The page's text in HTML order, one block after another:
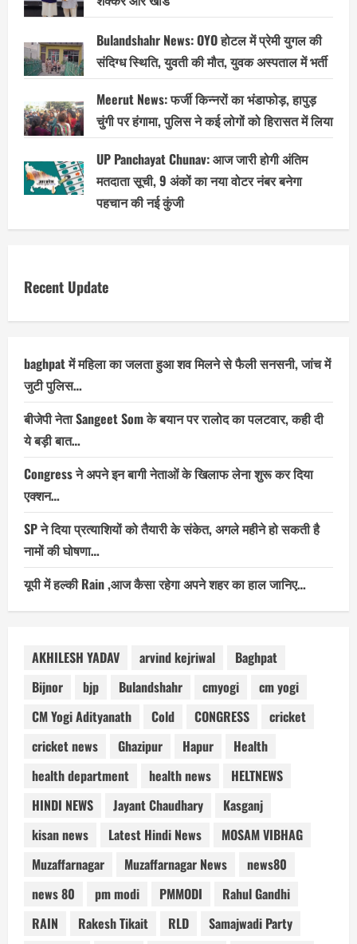
Bulandshahr News: OYO होटल में प्रेमी युगल की
संदिग्ध स्थिति, युवती की मौत, युवक अस्पताल में भर्ती
Meerut News: फर्जी किन्नरों का भंडाफोड़, हापुड़
चुंगी पर हंगामा, पुलिस ने कई लोगों को हिरासत में लिया
UP Panchayat Chunav: आज जारी होगी अंतिम
मतदाता सूची, 9 अंकों का नया वोटर नंबर बनेगा
पहचान की नई कुंजी
Recent Update
baghpat में महिला का जलता हुआ शव मिलने से फैली सनसनी, जांच में
जुटी पुलिस…
बीजेपी नेता Sangeet Som के बयान पर रालोद का पलटवार, कही दी
ये बड़ी बात…
Congress ने अपने इन बागी नेताओं के खिलाफ लेना शुरू कर दिया
एक्शन…
SP ने दिया प्रत्याशियों को तैयारी के संकेत, अगले महीने हो सकती है
नामों की घोषणा…
यूपी में हल्की Rain ,आज कैसा रहेगा अपने शहर का हाल जानिए…
AKHILESH YADAV arvind kejriwal
Baghpat
Bijnor
bjp Bulandshahr cmyogi
cm yogi
CM Yogi Adityanath
Cold CONGRESS
cricket
cricket news
Ghazipur Hapur
Health
health department
health news
HELTNEWS
HINDI NEWS
Jayant Chaudhary
Kasganj
kisan news
Latest Hindi News
MOSAM VIBHAG
Muzaffarnagar
Muzaffarnagar News
news80
news 80
pm modi PMMODI
Rahul Gandhi
RAIN
Rakesh Tikait RLD
Samajwadi Party